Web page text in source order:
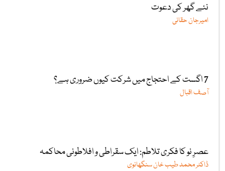
نئے گھر کی دعوت
امیرجان حقانی
7 اگست کے احتجاج میں شرکت کیوں ضروری ہے؟
آصف اقبال
عصرِ نو کا فکری تلاطم: ایک سقراطی و افلاطونی محاکمہ
ڈاکٹر محمد طیب خان سنگھانوی